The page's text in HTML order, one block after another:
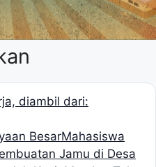
BesarMahasiswa
Jamu di Desa